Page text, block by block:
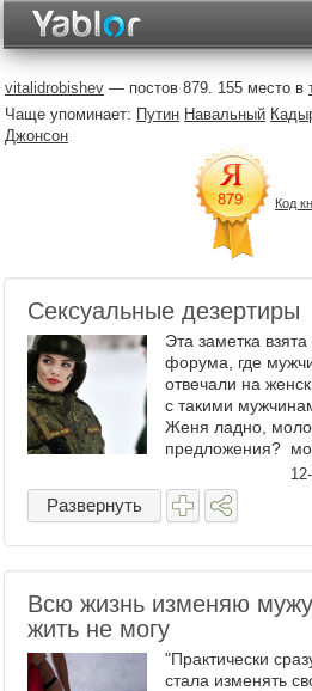
Неделя
Месяц
Рейтинги
Архив
Фототоп
Видеотоп
vitalidrobishev — постов 879. 155 место в
Чаще упоминает: Путин Навальный
Джонсон
Код
Сексуальные дезертиры
Эта заметка
форума, где
отвечали на
с такими
Женя ладно,
предложения?
законам
РАБОЧИЙ, 30 ЛЕТ
Развернуть
Всю жизнь изменяю
жить не могу
"Практически
стала изменять